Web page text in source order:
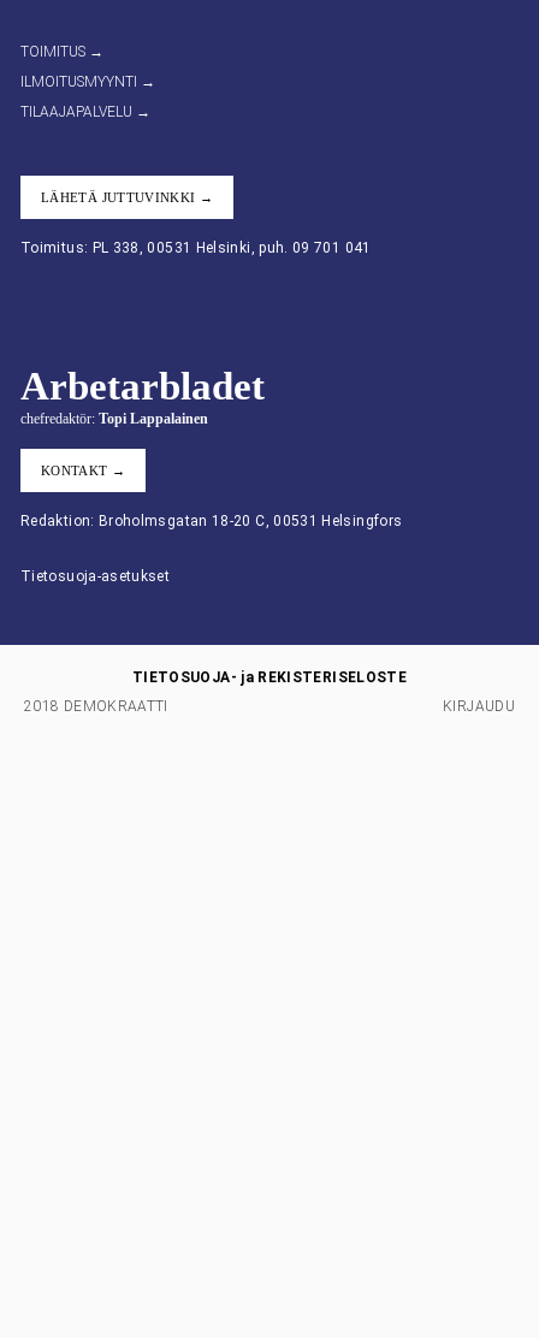
TOIMITUS →
ILMOITUSMYYNTI →
TILAAJAPALVELU →
LÄHETÄ JUTTUVINKKI →
Toimitus: PL 338, 00531 Helsinki, puh. 09 701 041
Arbetarbladet
chefredaktör: Topi Lappalainen
KONTAKT →
Redaktion: Broholmsgatan 18-20 C, 00531 Helsingfors
Tietosuoja-asetukset
2018 DEMOKRAATTI
TIETOSUOJA- ja REKISTERISELOSTE
KIRJAUDU